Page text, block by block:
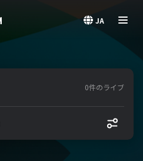
JA
0件のライブ